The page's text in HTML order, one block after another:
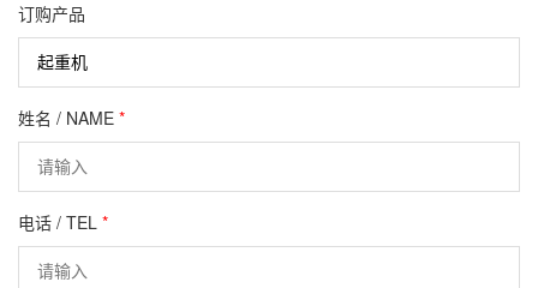
订购产品
姓名 / NAME *
电话 / TEL *